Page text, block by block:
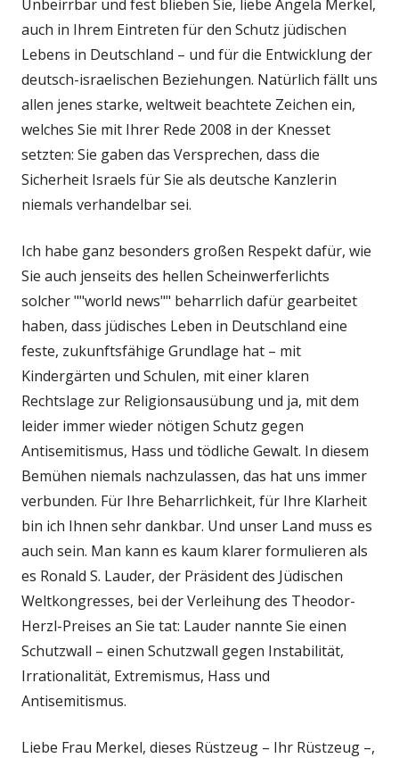
Unbeirrbar und fest blieben Sie, liebe Angela Merkel,
auch in Ihrem Eintreten für den Schutz jüdischen
Lebens in Deutschland – und für die Entwicklung der
deutsch-israelischen Beziehungen. Natürlich fällt uns
allen jenes starke, weltweit beachtete Zeichen ein,
welches Sie mit Ihrer Rede 2008 in der Knesset
setzten: Sie gaben das Versprechen, dass die
Sicherheit Israels für Sie als deutsche Kanzlerin
niemals verhandelbar sei.
Ich habe ganz besonders großen Respekt dafür, wie
Sie auch jenseits des hellen Scheinwerferlichts
solcher ""world news"" beharrlich dafür gearbeitet
haben, dass jüdisches Leben in Deutschland eine
feste, zukunftsfähige Grundlage hat – mit
Kindergärten und Schulen, mit einer klaren
Rechtslage zur Religionsausübung und ja, mit dem
leider immer wieder nötigen Schutz gegen
Antisemitismus, Hass und tödliche Gewalt. In diesem
Bemühen niemals nachzulassen, das hat uns immer
verbunden. Für Ihre Beharrlichkeit, für Ihre Klarheit
bin ich Ihnen sehr dankbar. Und unser Land muss es
auch sein. Man kann es kaum klarer formulieren als
es Ronald S. Lauder, der Präsident des Jüdischen
Weltkongresses, bei der Verleihung des Theodor-
Herzl-Preises an Sie tat: Lauder nannte Sie einen
Schutzwall – einen Schutzwall gegen Instabilität,
Irrationalität, Extremismus, Hass und
Antisemitismus.
Liebe Frau Merkel, dieses Rüstzeug – Ihr Rüstzeug –,